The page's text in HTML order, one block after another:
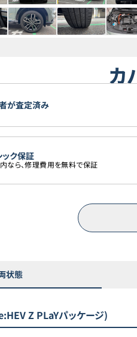
カ
が査定済み
ク保証
なら、修理費用を無料で保証
状態
Z PLaYパッケージ)